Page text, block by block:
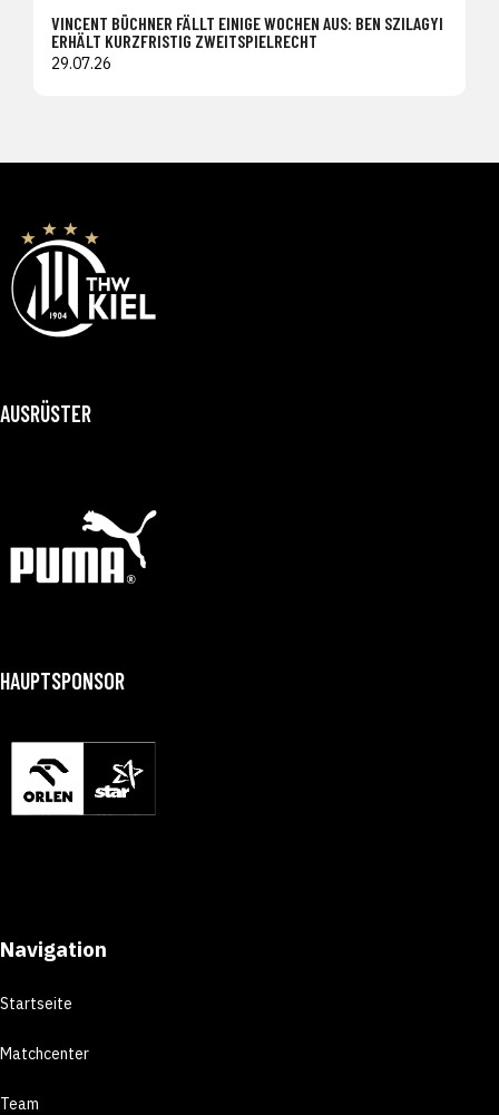
VINCENT BÜCHNER FÄLLT EINIGE WOCHEN AUS: BEN SZILAGYI
ERHÄLT KURZFRISTIG ZWEITSPIELRECHT
29.07.26
AUSRÜSTER
HAUPTSPONSOR
Navigation
Startseite
Matchcenter
Team